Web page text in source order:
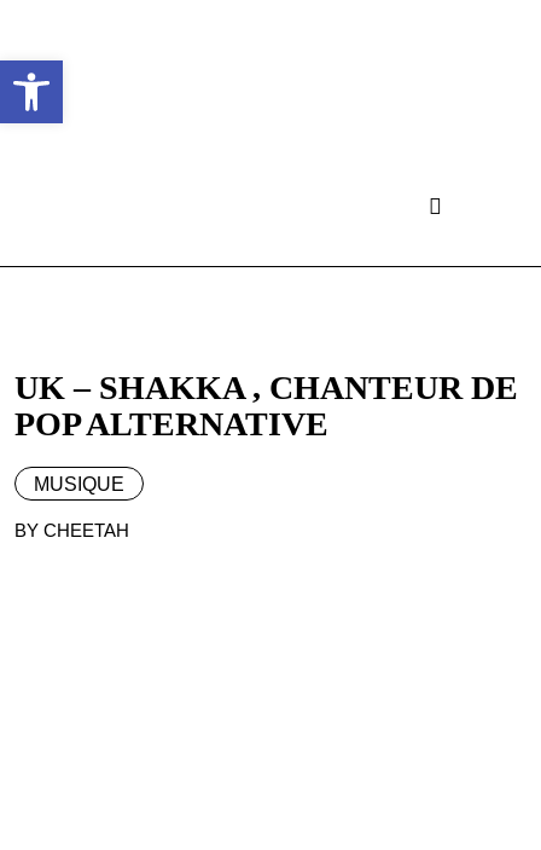
UK – SHAKKA , CHANTEUR DE
POP ALTERNATIVE
MUSIQUE
BY CHEETAH
Ouvrir la barre d’outils